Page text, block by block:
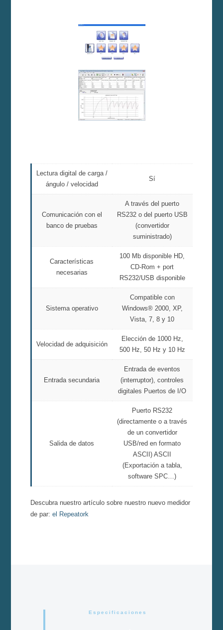
Lectura digital de carga /
ángulo / velocidad
Sí
Comunicación con el
banco de pruebas
A través del puerto
RS232 o del puerto USB
(convertidor
suministrado)
Características
necesarias
100 Mb disponible HD,
CD-Rom + port
RS232/USB disponible
Sistema operativo
Compatible con
Windows® 2000, XP,
Vista, 7, 8 y 10
Velocidad de adquisición
Elección de 1000 Hz,
500 Hz, 50 Hz y 10 Hz
Entrada secundaria
Entrada de eventos
(interruptor), controles
digitales Puertos de I/O
Salida de datos
Puerto RS232
(directamente o a través
de un convertidor
USB/red en formato
ASCII) ASCII
(Exportación a tabla,
software SPC…)
Descubra nuestro artículo sobre nuestro nuevo medidor
de par: el Repeatork
Especificaciones